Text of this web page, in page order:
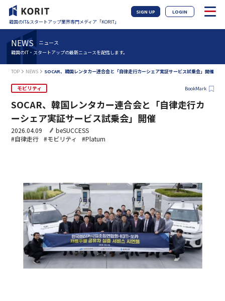
韓国のIT&スタートアップ業界専門メディア「KORIT」
SIGN UP LOGIN
NEWS ニュース
韓国のIT・スタートアップの最新ニュースを配信します。
TOP NEWS SOCAR、韓国レンタカー連合会と「自律走行カーシェア実証サービス試乗会」開催
モビリティ BookMark
SOCAR、韓国レンタカー連合会と「自律走行カ
ーシェア実証サービス試乗会」開催
2026.04.09
beSUCCESS
#自律走行
#モビリティ #Platum